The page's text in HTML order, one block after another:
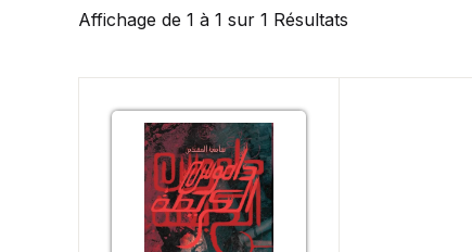
Affichage de 1 à 1 sur 1 Résultats